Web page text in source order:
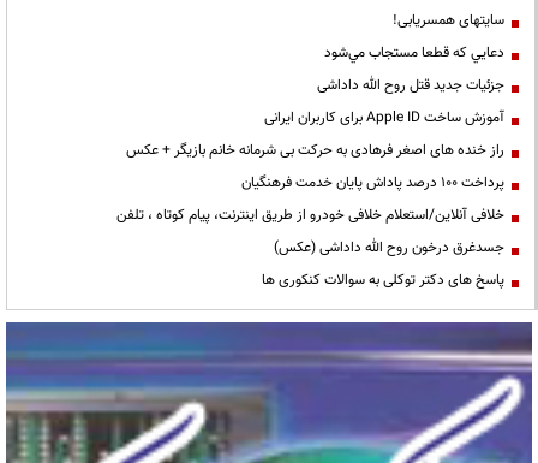
سایتهای همسریابی!
دعايي كه قطعا مستجاب مي‌شود
جزئیات جدید قتل روح الله داداشی
آموزش ساخت Apple ID برای کاربران ایرانی
راز خنده های اصغر فرهادی به حرکت بی شرمانه خانم بازیگر + عکس
پرداخت ۱۰۰ درصد پاداش پایان خدمت فرهنگیان
خلافی آنلاین/استعلام خلافی خودرو از طریق اینترنت، پیام کوتاه ، تلفن
جسدغرق درخون روح الله داداشی (عکس)
پاسخ های دکتر توکلی به سوالات کنکوری ها